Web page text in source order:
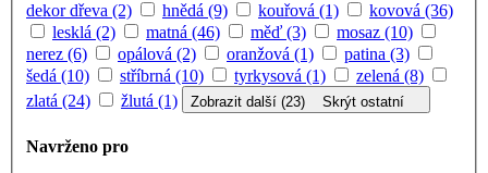
dekor dřeva (2)
hnědá (9) kouřová (1)
kovová (36)
lesklá (2)
matná (46) měď (3)
mosaz (10)
nerez (6)
opálová (2) oranžová (1)
patina (3)
šedá (10)
stříbrná (10) tyrkysová (1)
zelená (8)
zlatá (24)
žlutá (1) Zobrazit další (23) Skrýt ostatní
Navrženo pro